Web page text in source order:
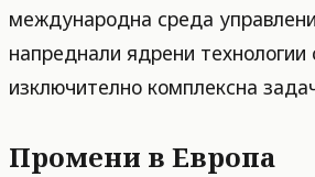
международна среда
напреднали ядрени
изключително комплексна
Промени в Европа